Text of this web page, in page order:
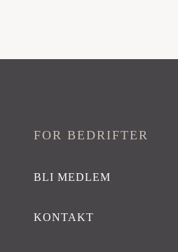
FOR BEDRIFTER
BLI MEDLEM
KONTAKT